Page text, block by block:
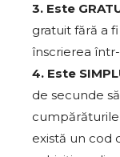
3. Este
gratuit fără a
înscrierea
4. Este
de secunde
există un cod